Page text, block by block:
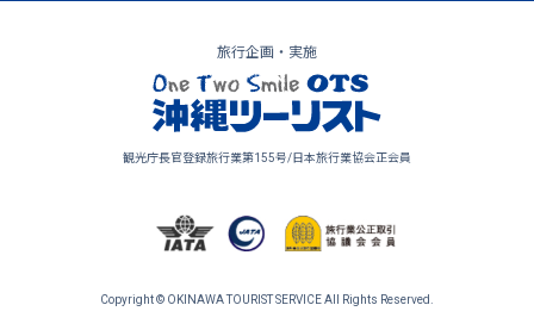
旅行企画・実施
観光庁長官登録旅行業第155号/日本旅行業協会正会員
Copyright © OKINAWA TOURIST SERVICE All Rights Reserved.